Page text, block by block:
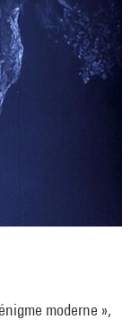
moderne »,